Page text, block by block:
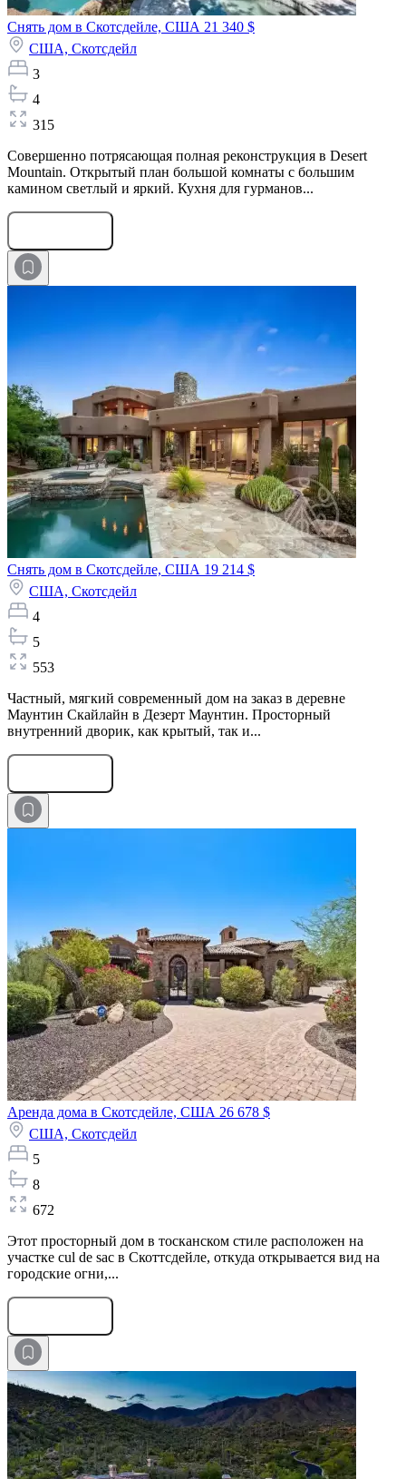
Снять дом в Скотсдейле, США 21 340 $
США, Скотсдейл
3
4
315
Совершенно потрясающая полная реконструкция в Desert
Mountain. Открытый план большой комнаты с большим
камином светлый и яркий. Кухня для гурманов...
Снять дом в Скотсдейле, США 19 214 $
США, Скотсдейл
4
5
553
Частный, мягкий современный дом на заказ в деревне
Маунтин Скайлайн в Дезерт Маунтин. Просторный
внутренний дворик, как крытый, так и...
Аренда дома в Скотсдейле, США 26 678 $
США, Скотсдейл
5
8
672
Этот просторный дом в тосканском стиле расположен на
участке cul de sac в Скоттсдейле, откуда открывается вид на
городские огни,...